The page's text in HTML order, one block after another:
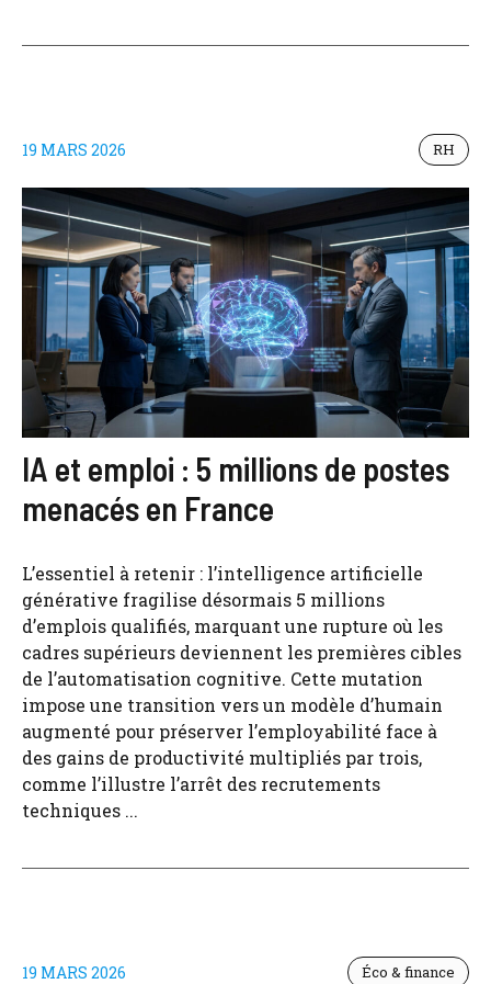
19 MARS 2026 RH
IA et emploi : 5 millions de postes
menacés en France
L’essentiel à retenir : l’intelligence artificielle
générative fragilise désormais 5 millions
d’emplois qualifiés, marquant une rupture où les
cadres supérieurs deviennent les premières cibles
de l’automatisation cognitive. Cette mutation
impose une transition vers un modèle d’humain
augmenté pour préserver l’employabilité face à
des gains de productivité multipliés par trois,
comme l’illustre l’arrêt des recrutements
techniques ...
19 MARS 2026 Éco & finance